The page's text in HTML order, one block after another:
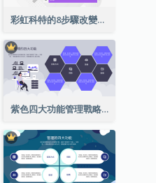
彩虹科特的8步驟改變模式戰略分析
紫色四大功能管理戰略分析